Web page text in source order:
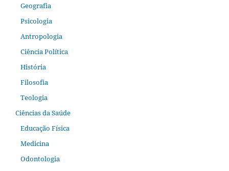
Geografia
Psicologia
Antropologia
Ciência Política
História
Filosofia
Teologia
Ciências da Saúde
Educação Física
Medicina
Odontologia